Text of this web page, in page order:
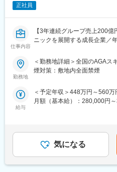
■生命保険の提案、損害保険
■移転建替支援
【組織構成／OJT研修】
■首都圏営業部：営業25名
研修があります。
■年休126日／完全週休二日制
■有給休暇も取得しやすい環
間単位での取得可）
■【健康経営優良法人】【プ
ーク】を取得しており、住宅
正社員
仕事内容
【3年連続グループ売上200
ニックを展開する成長企業／
■業務内容：
全国に展開している発毛専門
※初任地に関しては、選考を
で決定いたします。
・クリニックスタッフの採用
・受付スタッフの教育、指導
・本部会議への参加
・各種研修参加（年数回）
勤務地
＜勤務地詳細＞全国のAGAス
煙対策：敷地内全面禁煙
給与
＜予定年収＞448万円～560
月額（基本給）：280,000円
額であり、選考を通じて上下
固定手当を含めた表記です。
気になる